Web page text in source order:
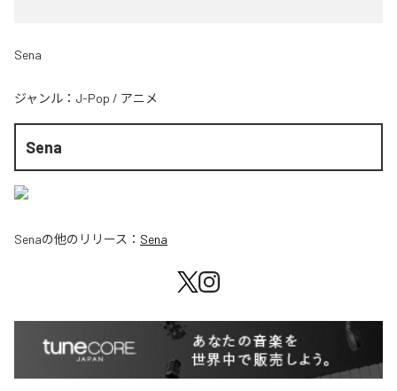
Sena
ジャンル： J-Pop / アニメ
Sena
Senaの他のリリース： Sena